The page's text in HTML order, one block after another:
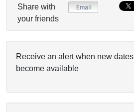
Share with
your friends
Receive an alert when new dates
become available